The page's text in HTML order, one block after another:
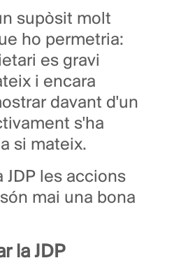
supòsit molt
ho permetria:
es gravi
i encara
davant d'un
s'ha
si mateix.
JDP les accions
mai una bona
la JDP